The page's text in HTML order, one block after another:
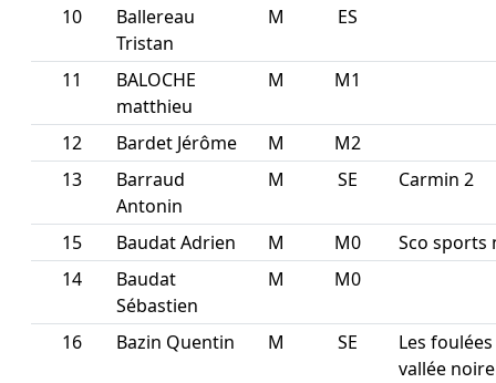
10
Ballereau
Tristan
M ES
11
BALOCHE
matthieu
M M1
12 Bardet Jérôme M
M2
13
Barraud
Antonin
M SE Carmin 2
15 Baudat Adrien M M0
Sco sports
14
Baudat
Sébastien
M M0
16 Bazin Quentin M SE
Les
vallée noire